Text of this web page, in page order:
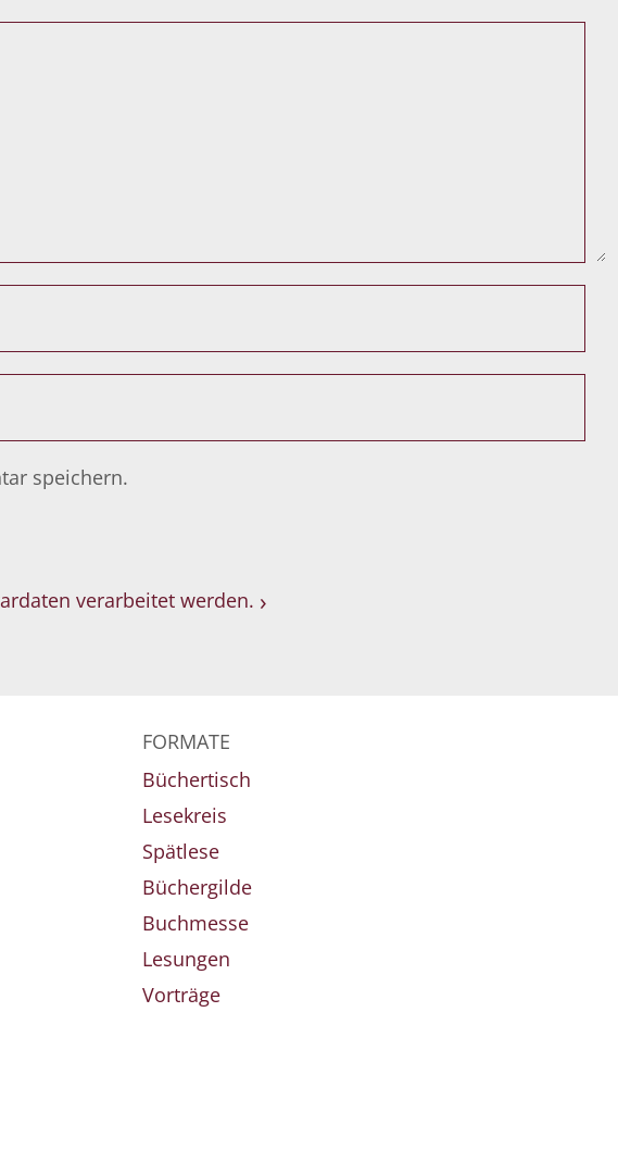
speichern.
verarbeitet werden.
FORMATE
Büchertisch
Lesekreis
Spätlese
Büchergilde
Buchmesse
Lesungen
Vorträge